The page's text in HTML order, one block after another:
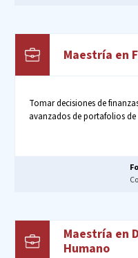
Maestría en
Tomar decisiones de
avanzados de portafolios
Maestría en
Humano